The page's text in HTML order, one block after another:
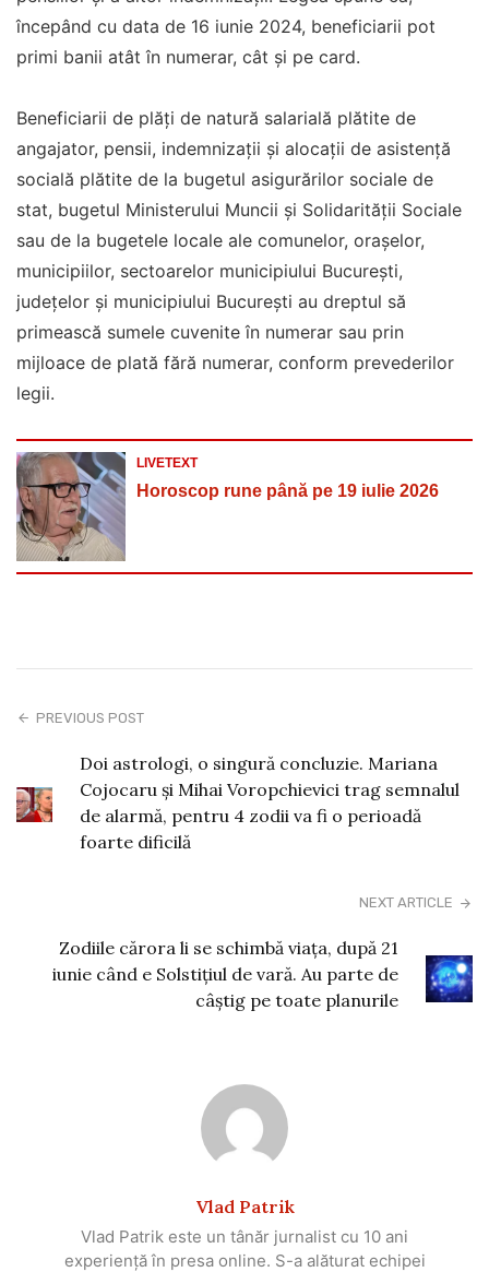
începând cu data de 16 iunie 2024, beneficiarii pot
primi banii atât în numerar, cât și pe card.
Beneficiarii de plăți de natură salarială plătite de
angajator, pensii, indemnizații și alocații de asistență
socială plătite de la bugetul asigurărilor sociale de
stat, bugetul Ministerului Muncii și Solidarității Sociale
sau de la bugetele locale ale comunelor, orașelor,
municipiilor, sectoarelor municipiului București,
județelor și municipiului București au dreptul să
primească sumele cuvenite în numerar sau prin
mijloace de plată fără numerar, conform prevederilor
legii.
LIVETEXT
Horoscop rune până pe 19 iulie 2026
PREVIOUS POST
Doi astrologi, o singură concluzie. Mariana
Cojocaru și Mihai Voropchievici trag semnalul
de alarmă, pentru 4 zodii va fi o perioadă
foarte dificilă
NEXT ARTICLE
Zodiile cărora li se schimbă viața, după 21
iunie când e Solstițiul de vară. Au parte de
câștig pe toate planurile
Vlad Patrik
Vlad Patrik este un tânăr jurnalist cu 10 ani
experiență în presa online. S-a alăturat echipei